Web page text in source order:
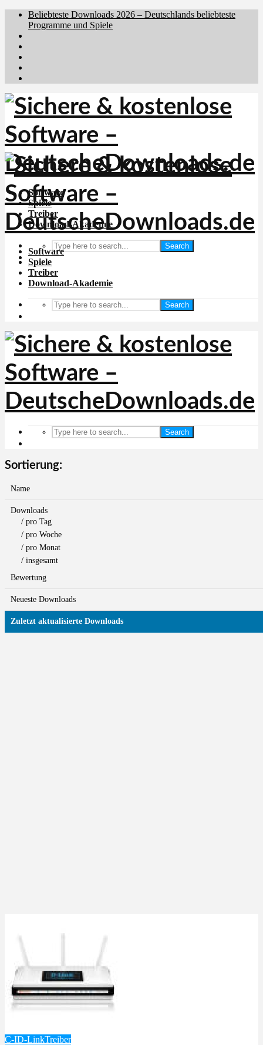
Beliebteste Downloads 2026 – Deutschlands beliebteste
Programme und Spiele
Software
Spiele
Treiber
Download-Akademie
Search
Software
Spiele
Treiber
Download-Akademie
Search
Search
Sortierung:
Name
Downloads
/ pro Tag
/ pro Woche
/ pro Monat
/ insgesamt
Bewertung
Neueste Downloads
Zuletzt aktualisierte Downloads
C-ID-LinkTreiber